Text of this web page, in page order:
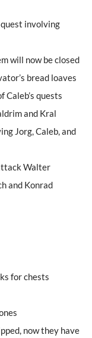
involving
will now be closed
bread loaves
Caleb’s quests
and Kral
Jorg, Caleb, and
Walter
and Konrad
for chests
now they have